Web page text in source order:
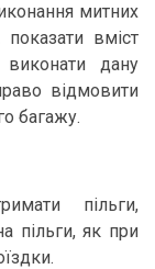
митних
вміст
дану
відмовити
багажу.
пільги,
пільги, як при